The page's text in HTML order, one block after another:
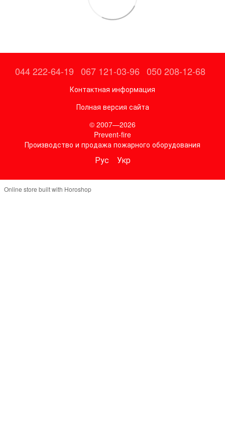
044 222-64-19 067 121-03-96 050 208-12-68
Контактная информация
Полная версия сайта
© 2007—2026
Prevent-fire
Производство и продажа пожарного оборудования
Рус Укр
Online store built with Horoshop